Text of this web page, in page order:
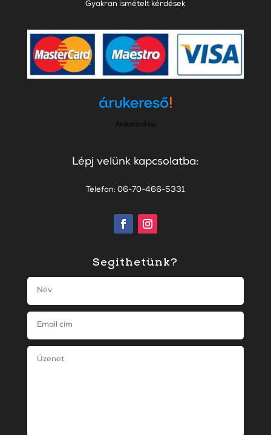
Gyakran ismételt kérdések
Árukereső.hu
Lépj velünk kapcsolatba:
Telefon: 06-70-466-5331
Segíthetünk?